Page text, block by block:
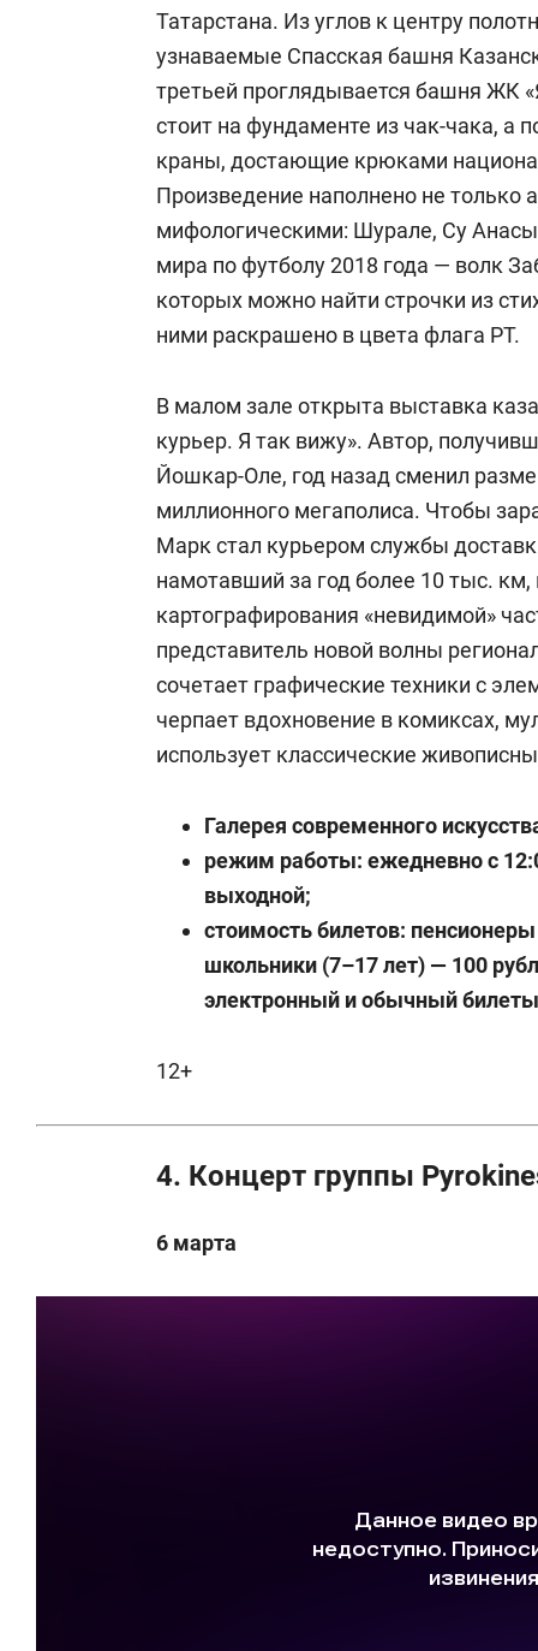
Татарстана. Из углов к центру
узнаваемые Спасская башня
третьей проглядывается башня ЖК
стоит на фундаменте из чак-чака, а
краны, достающие крюками
Произведение наполнено не только
мифологическими: Шурале, Су
мира по футболу 2018 года — волк
которых можно найти строчки из
ними раскрашено в цвета флага РТ.
В малом зале открыта выставка
курьер. Я так вижу». Автор,
Йошкар-Оле, год назад сменил
миллионного мегаполиса. Чтобы
Марк стал курьером службы
намотавший за год более 10 тыс. км,
картографирования «невидимой»
представитель новой волны
сочетает графические техники с
черпает вдохновение в комиксах,
использует классические
Галерея современного
режим работы: ежедневно с
выходной;
стоимость билетов:
школьники (7–17 лет) — 100
электронный и обычный
12+
4. Концерт группы
6 марта